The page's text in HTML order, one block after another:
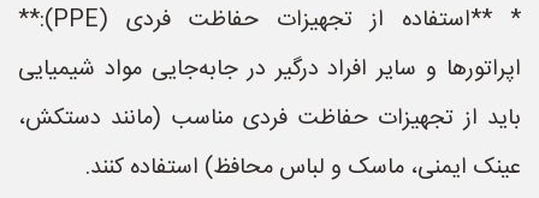
* **استفاده از تجهیزات حفاظت فردی (PPE):**
اپراتورها و سایر افراد درگیر در جابه‌جایی مواد شیمیایی
باید از تجهیزات حفاظت فردی مناسب (مانند دستکش،
عینک ایمنی، ماسک و لباس محافظ) استفاده کنند.